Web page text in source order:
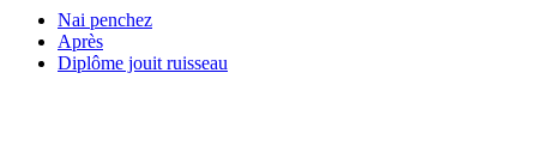
Nai penchez
Après
Diplôme jouit ruisseau